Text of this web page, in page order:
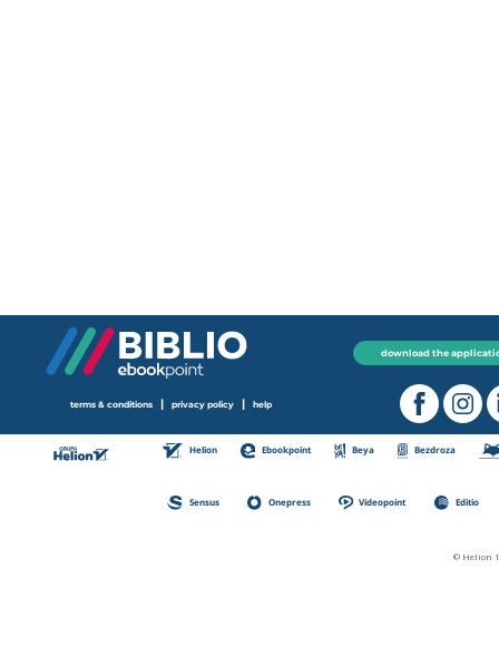
download the
terms & conditions | privacy policy | help
Helion Ebookpoint Beya Bezdroza
Sensus Onepress Videopoint Editio
© Helion